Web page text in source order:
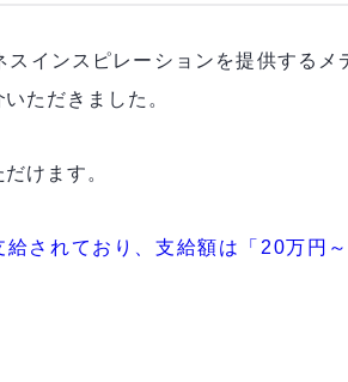
スインスピレーションを提供する
ただきました。
けます。
給されており、支給額は「20万